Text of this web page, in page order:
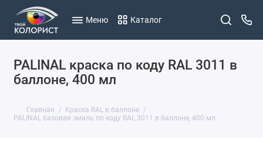
Меню Каталог
PALINAL краска по коду RAL 3011 в
баллоне, 400 мл
Главная
Краска RAL в баллоне
PALINAL базовая эмаль по коду RAL 3011 в баллоне, 400 мл